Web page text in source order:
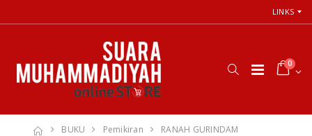
LINKS
0
BUKU Pemikiran RANAH GURINDAM